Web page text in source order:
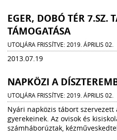
EGER, DOBÓ TÉR 7.SZ.
TÁMOGATÁSA
UTOLJÁRA FRISSÍTVE: 2019. ÁPRILIS 02.
2013.07.19
NAPKÖZI A
UTOLJÁRA FRISSÍTVE: 2019. ÁPRILIS 02.
Nyári napközis tábort szervezett
gyerekeinek. Az ovisok és
számháborúztak,